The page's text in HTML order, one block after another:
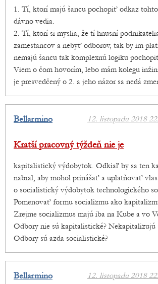
1. Tí, ktorí majú šancu pochopiť odkaz
dávno vedia.
2. Tí, ktorí si myslia, že tí hnusní
zamestancov a nebyť odborov, tak by im
nemajú šancu tak komplexnú logiku
Viem o čom hovorím, lebo mám kolegu
je presvedčený o 2. a jeho názor sa nedá
12. listopadu 2018
Bellarmino
Kratší pracovný týždeň nie je
kapitalistický výdobytok. Odkiaľ by sa ten
nabral, aby mohol prinášať a uplatňovať
o socialistický výdobytok technologického
Pomenovať formu socializmu ako
Zrejme socializmus majú iba na Kube a vo
Odbory nie sú kapitalistické? Nekapitalizujú
Odbory sú azda socialistické?
12. listopadu 2018
Bellarmino